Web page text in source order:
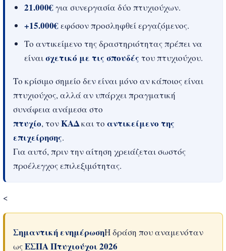
21.000€για συνεργασία δύο πτυχιούχων.
+15.000€εφόσον προσληφθεί εργαζόμενος.
Το αντικείμενο της δραστηριότητας πρέπει να
είναισχετικό με τις σπουδές του πτυχιούχου.
Το κρίσιμο σημείο δεν είναι μόνο αν κάποιος είναι
πτυχιούχος, αλλά αν υπάρχει πραγματική
συνάφεια ανάμεσα στο
πτυχίο, τονΚΑΔκαι το αντικείμενο της
επιχείρησης.
Για αυτό, πριν την αίτηση χρειάζεται σωστός
προέλεγχος επιλεξιμότητας.
<
Σημαντική ενημέρωσηΗ δράση που αναμενόταν
ωςΕΣΠΑ Πτυχιούχοι 2026